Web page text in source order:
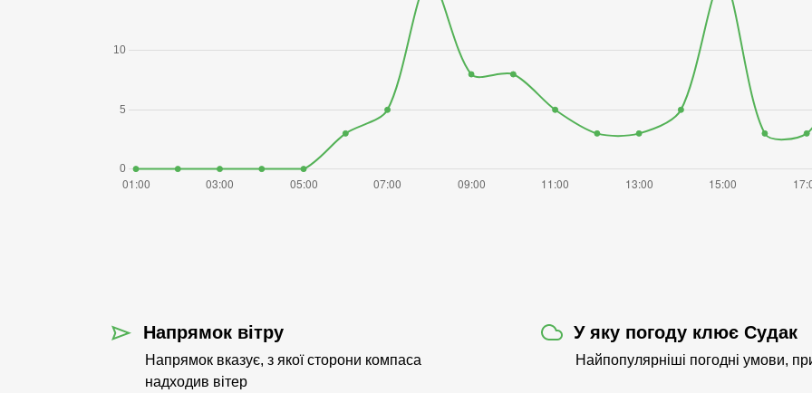
Напрямок вітру
Напрямок вказує, з якої сторони компаса
надходив вітер
У яку погоду клює Судак
Найпопулярніші погодні умови,